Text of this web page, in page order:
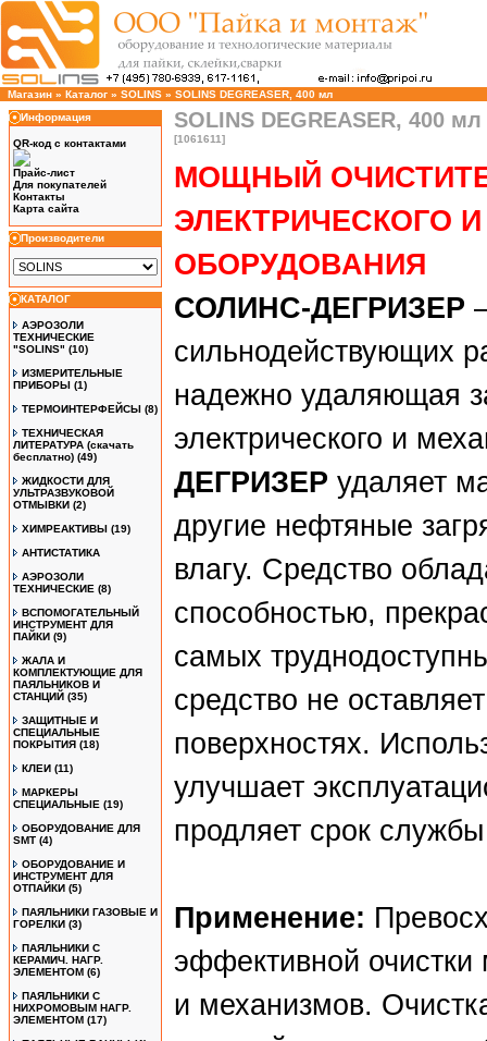
Магазин » Каталог » SOLINS » SOLINS DEGREASER, 400 мл
Информация
QR-код с контактами
Прайс-лист
Для покупателей
Контакты
Карта сайта
Производители
КАТАЛОГ
АЭРОЗОЛИ
ТЕХНИЧЕСКИЕ
"SOLINS" (10)
ИЗМЕРИТЕЛЬНЫЕ
ПРИБОРЫ (1)
ТЕРМОИНТЕРФЕЙСЫ (8)
ТЕХНИЧЕСКАЯ
ЛИТЕРАТУРА (скачать
бесплатно) (49)
ЖИДКОСТИ ДЛЯ
УЛЬТРАЗВУКОВОЙ
ОТМЫВКИ (2)
ХИМРЕАКТИВЫ (19)
АНТИСТАТИКА
АЭРОЗОЛИ
ТЕХНИЧЕСКИЕ (8)
ВСПОМОГАТЕЛЬНЫЙ
ИНСТРУМЕНТ ДЛЯ
ПАЙКИ (9)
ЖАЛА И
КОМПЛЕКТУЮЩИЕ ДЛЯ
ПАЯЛЬНИКОВ И
СТАНЦИЙ (35)
ЗАЩИТНЫЕ И
СПЕЦИАЛЬНЫЕ
ПОКРЫТИЯ (18)
КЛЕИ (11)
МАРКЕРЫ
СПЕЦИАЛЬНЫЕ (19)
ОБОРУДОВАНИЕ ДЛЯ
SMT (4)
ОБОРУДОВАНИЕ И
ИНСТРУМЕНТ ДЛЯ
ОТПАЙКИ (5)
ПАЯЛЬНИКИ ГАЗОВЫЕ И
ГОРЕЛКИ (3)
ПАЯЛЬНИКИ С
КЕРАМИЧ. НАГР.
ЭЛЕМЕНТОМ (6)
ПАЯЛЬНИКИ С
НИХРОМОВЫМ НАГР.
ЭЛЕМЕНТОМ (17)
SOLINS DEGREASER, 400 мл
[1061611]
МОЩНЫЙ
ЭЛЕКТРИЧЕСКОГО
ОБОРУДОВАНИЯ
СОЛИНС-ДЕГРИЗЕР
сильнодействующих
надежно удаляющая
электрического и
ДЕГРИЗЕР удаляет
другие нефтяные
влагу. Средство
способностью,
самых
средство не
поверхностях.
улучшает
продляет срок
Применение:
эффективной очистки
и механизмов.